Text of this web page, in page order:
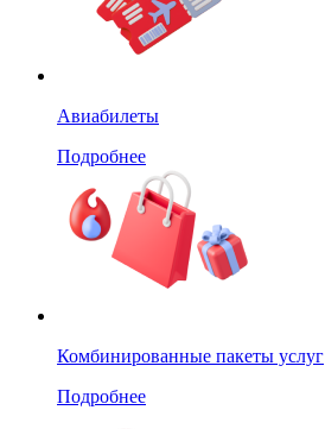
Авиабилеты
Подробнее
Комбинированные пакеты услуг
Подробнее